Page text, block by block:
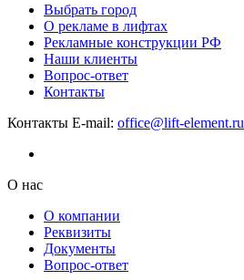
Выбрать город
О рекламе в лифтах
Рекламные конструкции РФ
Наши клиенты
Вопрос-ответ
Контакты
Контакты E-mail: office@lift-element.ru
О нас
О компании
Реквизиты
Документы
Вопрос-ответ